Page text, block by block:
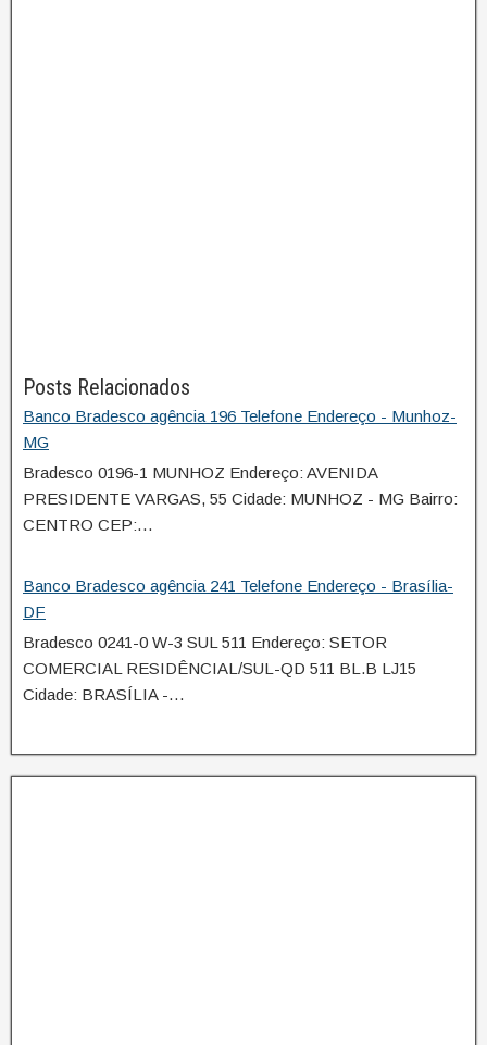
Posts Relacionados
Banco Bradesco agência 196 Telefone Endereço - Munhoz-
MG
Bradesco 0196-1 MUNHOZ Endereço: AVENIDA
PRESIDENTE VARGAS, 55 Cidade: MUNHOZ - MG Bairro:
CENTRO CEP:…
Banco Bradesco agência 241 Telefone Endereço - Brasília-
DF
Bradesco 0241-0 W-3 SUL 511 Endereço: SETOR
COMERCIAL RESIDÊNCIAL/SUL-QD 511 BL.B LJ15
Cidade: BRASÍLIA -…